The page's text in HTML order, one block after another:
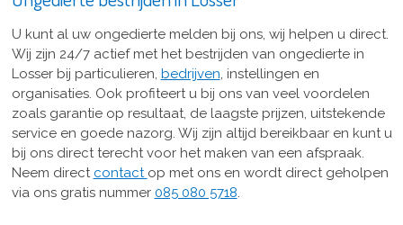
U kunt al uw ongedierte melden bij ons, wij helpen u direct.
Wij zijn 24/7 actief met het bestrijden van ongedierte in
Losser bij particulieren, bedrijven, instellingen en
organisaties. Ook profiteert u bij ons van veel voordelen
zoals garantie op resultaat, de laagste prijzen, uitstekende
service en goede nazorg. Wij zijn altijd bereikbaar en kunt u
bij ons direct terecht voor het maken van een afspraak.
Neem direct contact op met ons en wordt direct geholpen
via ons gratis nummer 085 080 5718.